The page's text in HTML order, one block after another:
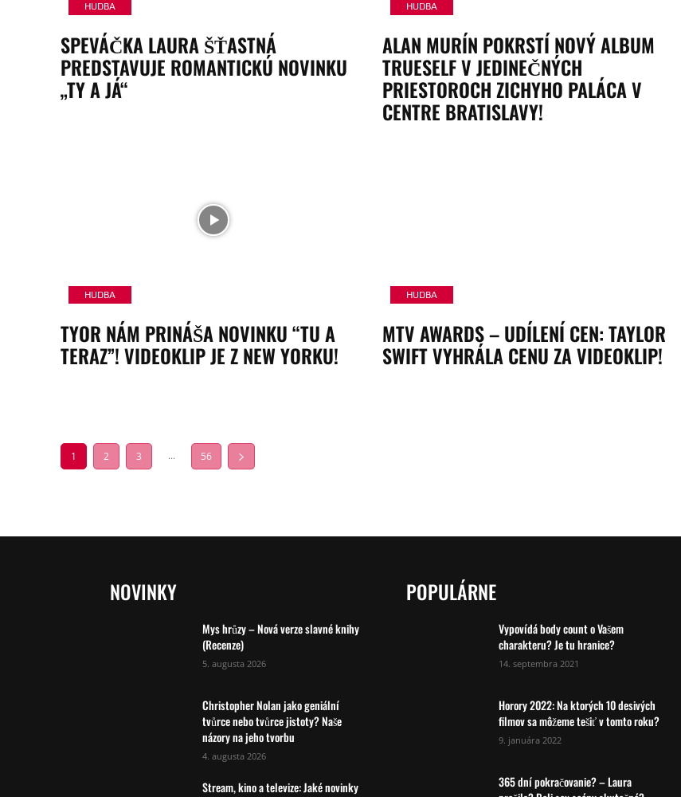
HUDBA
SPEVÁČKA LAURA ŠŤASTNÁ
PREDSTAVUJE ROMANTICKÚ NOVINKU
„TY A JÁ“
HUDBA
ALAN MURÍN POKRSTÍ NOVÝ ALBUM
TRUESELF V JEDINEČNÝCH
PRIESTOROCH ZICHYHO PALÁCA V
CENTRE BRATISLAVY!
HUDBA
TYOR NÁM PRINÁŠA NOVINKU “TU A
TERAZ”! VIDEOKLIP JE Z NEW YORKU!
HUDBA
MTV AWARDS – UDÍLENÍ CEN: TAYLOR
SWIFT VYHRÁLA CENU ZA VIDEOKLIP!
1 2 3 ... 56
NOVINKY
Mys hrůzy – Nová verze slavné knihy
(Recenze)
5. augusta 2026
Christopher Nolan jako geniální
tvůrce nebo tvůrce jistoty? Naše
názory na jeho tvorbu
4. augusta 2026
Stream, kino a televize: Jaké novinky
POPULÁRNE
Vypovídá body count o Vašem
charakteru? Je tu hranice?
14. septembra 2021
Horory 2022: Na ktorých 10 desivých
filmov sa môžeme tešiť v tomto roku?
9. januára 2022
365 dní pokračovanie? – Laura